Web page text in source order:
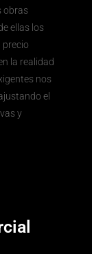
obras
ellas los
precio
la realidad
nos
el
y